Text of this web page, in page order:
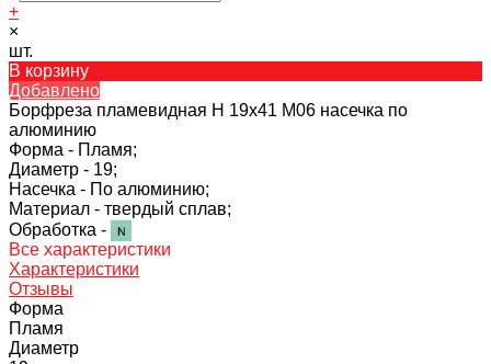
+
×
шт.
В корзину
Добавлено
Борфреза пламевидная H 19х41 M06 насечка по
алюминию
Форма - Пламя;
Диаметр - 19;
Насечка - По алюминию;
Материал - твердый сплав;
Обработка -
Все характеристики
Характеристики
Отзывы
Форма
Пламя
Диаметр